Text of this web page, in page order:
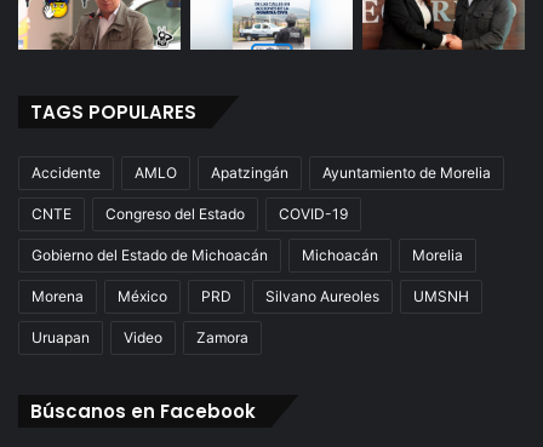
TAGS POPULARES
Accidente AMLO Apatzingán Ayuntamiento de Morelia
CNTE Congreso del Estado COVID-19
Gobierno del Estado de Michoacán Michoacán Morelia
Morena México PRD Silvano Aureoles UMSNH
Uruapan Video Zamora
Búscanos en Facebook